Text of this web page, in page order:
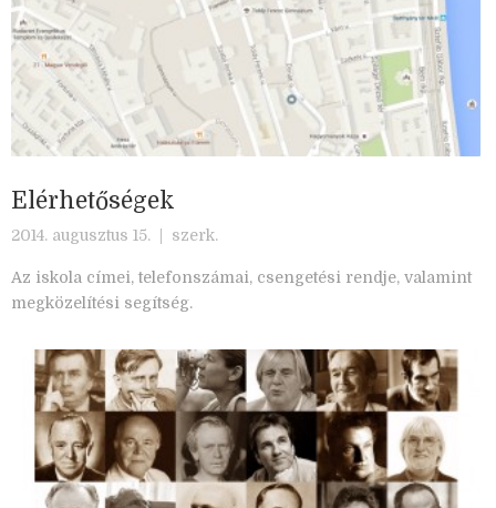
Elérhetőségek
2014. augusztus 15. | szerk.
Az iskola címei, telefonszámai, csengetési rendje, valamint
megközelítési segítség.